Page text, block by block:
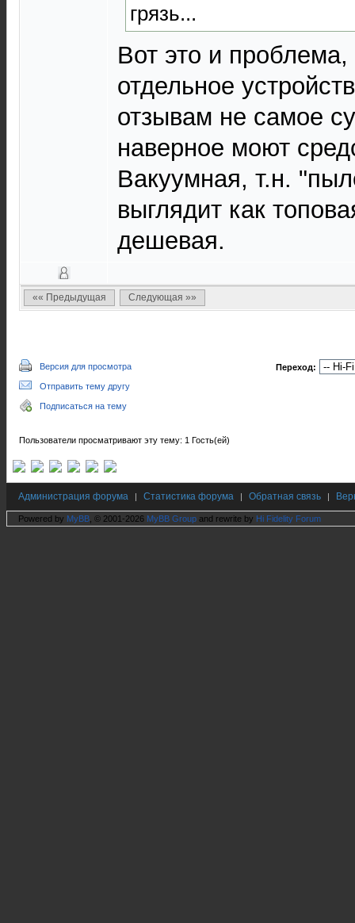
грязь...
Вот это и
отдельное
отзывам не самое
наверное моют
Вакуумная, т.н.
выглядит как
дешевая.
«« Предыдущая Следующая »»
Версия для просмотра
Отправить тему другу
Подписаться на тему
Переход:
Пользователи просматривают эту тему: 1 Гость(ей)
Администрация форума | Статистика форума | Обратная связь |
Powered by MyBB , © 2001-2026 MyBB Group and rewrite by Hi Fidelity Forum